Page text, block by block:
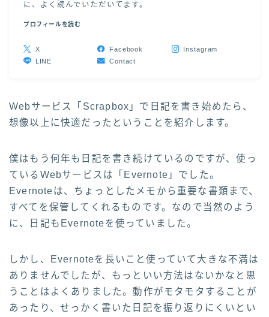
に、よく読んでいただいてます。
プロフィールを読む
X Facebook
Instagram
LINE
Contact
Webサービス「Scrapbox」で日記を書き始めたら、
想像以上に快適だったということを紹介します。
僕はもう何年も日記を書き続けているのですが、使っ
ているWebサービスは「Evernote」でした。
Evernoteは、ちょっとしたメモから重要な書類まで、
すべてを保管してくれるものです。なので当然のよう
に、日記もEvernoteを使っていました。
しかし、Evernoteを長いこと使っていて大きな不満は
ありませんでしたが、もっといい方法はないかなと思
うことはよくありました。動作がモタモタすることが
あったり、せっかく書いた日記を振り返りにくいとい